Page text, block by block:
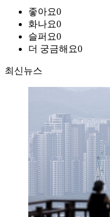
좋아요0
화나요0
슬퍼요0
더 궁금해요0
최신뉴스